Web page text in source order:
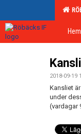
Hem
2018-09-19
Kansliet
under
(vardagar